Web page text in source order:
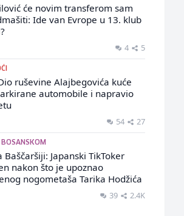
će novim transferom sam
Ide van Evrope u 13. klub
4 5
ruševine Alajbegovića kuće
automobile i napravio
54 27
BOSANSKOM
Baščaršiji: Japanski TikToker
nakon što je upoznao
nogometaša Tarika Hodžića
39 2.4K